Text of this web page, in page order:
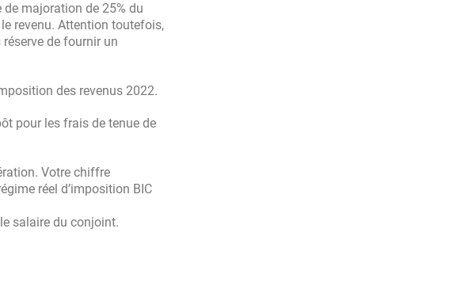
de majoration de 25% du
revenu. Attention toutefois,
de fournir un
des revenus 2022.
pour les frais de tenue de
Votre chiffre
réel d’imposition BIC
salaire du conjoint.